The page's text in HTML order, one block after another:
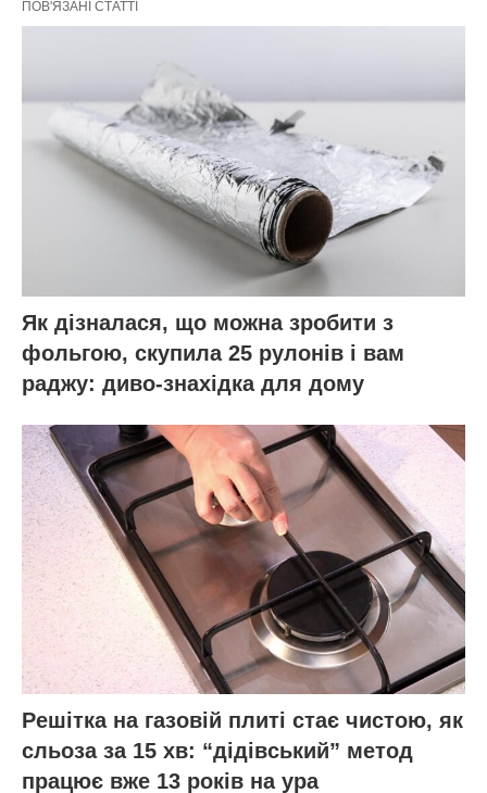
ПОВ'ЯЗАНІ СТАТТІ
Як дізналася, що можна зробити з
фольгою, скупила 25 рулонів і вам
раджу: диво-знахідка для дому
Решітка на газовій плиті стає чистою, як
сльоза за 15 хв: “дідівський” метод
працює вже 13 років на ура